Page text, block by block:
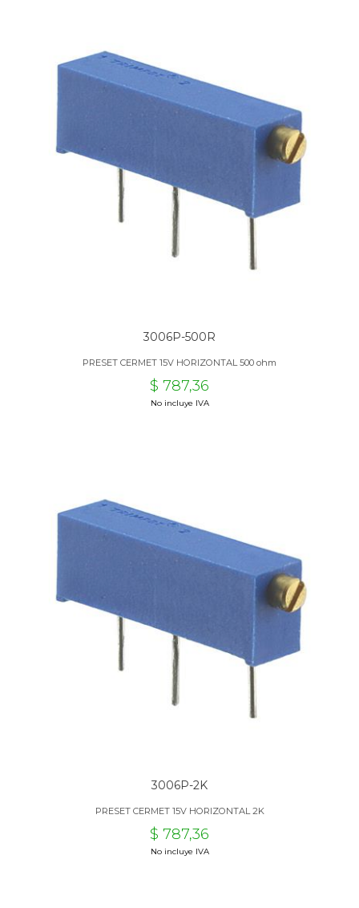
3006P-500R
PRESET CERMET 15V HORIZONTAL 500 ohm
$ 787,36
No incluye IVA
3006P-2K
PRESET CERMET 15V HORIZONTAL 2K
$ 787,36
No incluye IVA